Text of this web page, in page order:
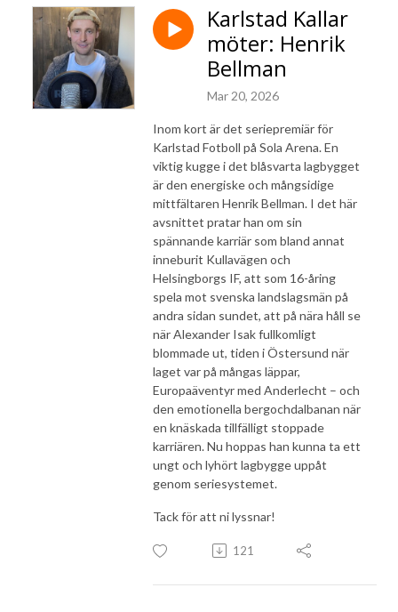
Karlstad Kallar
möter: Henrik
Bellman
Mar 20, 2026
Inom kort är det seriepremiär för
Karlstad Fotboll på Sola Arena. En
viktig kugge i det blåsvarta lagbygget
är den energiske och mångsidige
mittfältaren Henrik Bellman. I det här
avsnittet pratar han om sin
spännande karriär som bland annat
inneburit Kullavägen och
Helsingborgs IF, att som 16-åring
spela mot svenska landslagsmän på
andra sidan sundet, att på nära håll se
när Alexander Isak fullkomligt
blommade ut, tiden i Östersund när
laget var på mångas läppar,
Europaäventyr med Anderlecht – och
den emotionella bergochdalbanan när
en knäskada tillfälligt stoppade
karriären. Nu hoppas han kunna ta ett
ungt och lyhört lagbygge uppåt
genom seriesystemet.
Tack för att ni lyssnar!
121